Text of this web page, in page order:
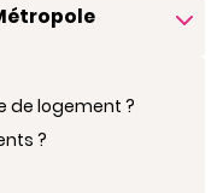
de logement ?
?